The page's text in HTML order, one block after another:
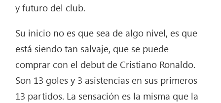
y futuro del club.
Su inicio no es que sea de algo nivel, es que
está siendo tan salvaje, que se puede
comprar con el debut de Cristiano Ronaldo.
Son 13 goles y 3 asistencias en sus primeros
13 partidos. La sensación es la misma que la